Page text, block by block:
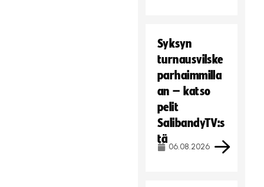
Syksyn
turnausvilske
parhaimmilla
an – katso
pelit
SalibandyTV:s
tä
06.08.2026